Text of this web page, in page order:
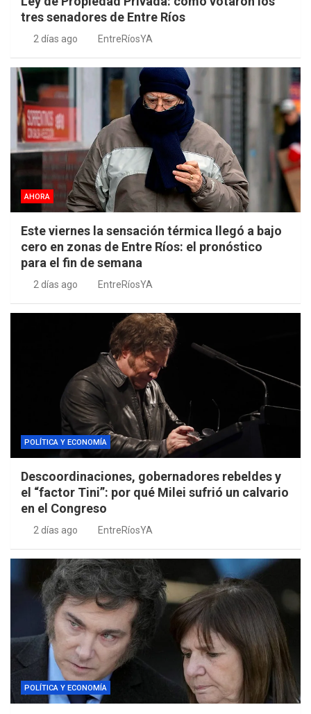
tres senadores de Entre Ríos
2 días ago EntreRíosYA
AHORA
Este viernes la sensación térmica llegó a bajo
cero en zonas de Entre Ríos: el pronóstico
para el fin de semana
2 días ago EntreRíosYA
POLÍTICA Y ECONOMÍA
Descoordinaciones, gobernadores rebeldes y
el “factor Tini”: por qué Milei sufrió un calvario
en el Congreso
2 días ago EntreRíosYA
POLÍTICA Y ECONOMÍA